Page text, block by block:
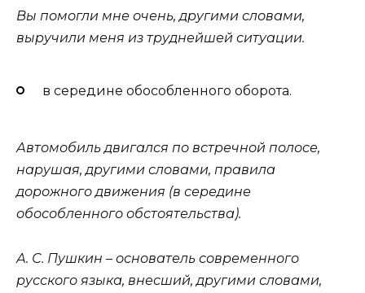
Вы помогли мне очень, другими словами,
выручили меня из труднейшей ситуации.
в середине обособленного оборота.
Автомобиль двигался по встречной полосе,
нарушая, другими словами, правила
дорожного движения (в середине
обособленного обстоятельства).
А. С. Пушкин – основатель современного
русского языка, внесший, другими словами,